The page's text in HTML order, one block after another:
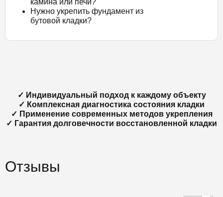
камина или печи?
Нужно укрепить фундамент из
бутовой кладки?
✓ Индивидуальный подход к каждому объекту
✓ Комплексная диагностика состояния кладки
✓ Применение современных методов укрепления
✓ Гарантия долговечности восстановленной кладки
Отзывы